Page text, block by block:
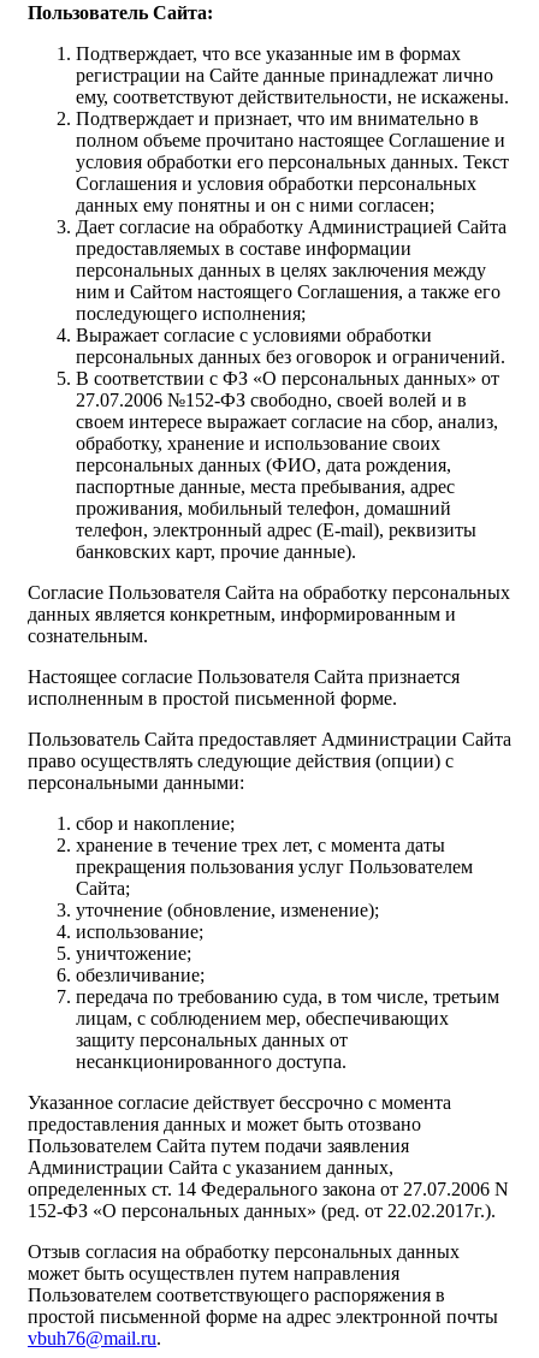
Пользователь Сайта:
Подтверждает, что все указанные им в формах
регистрации на Сайте данные принадлежат лично
ему, соответствуют действительности, не искажены.
Подтверждает и признает, что им внимательно в
полном объеме прочитано настоящее Соглашение и
условия обработки его персональных данных. Текст
Соглашения и условия обработки персональных
данных ему понятны и он с ними согласен;
Дает согласие на обработку Администрацией Сайта
предоставляемых в составе информации
персональных данных в целях заключения между
ним и Сайтом настоящего Соглашения, а также его
последующего исполнения;
Выражает согласие с условиями обработки
персональных данных без оговорок и ограничений.
В соответствии с ФЗ «О персональных данных» от
27.07.2006 №152-ФЗ свободно, своей волей и в
своем интересе выражает согласие на сбор, анализ,
обработку, хранение и использование своих
персональных данных (ФИО, дата рождения,
паспортные данные, места пребывания, адрес
проживания, мобильный телефон, домашний
телефон, электронный адрес (E-mail), реквизиты
банковских карт, прочие данные).
Согласие Пользователя Сайта на обработку персональных
данных является конкретным, информированным и
сознательным.
Настоящее согласие Пользователя Сайта признается
исполненным в простой письменной форме.
Пользователь Сайта предоставляет Администрации Сайта
право осуществлять следующие действия (опции) с
персональными данными:
сбор и накопление;
хранение в течение трех лет, с момента даты
прекращения пользования услуг Пользователем
Сайта;
уточнение (обновление, изменение);
использование;
уничтожение;
обезличивание;
передача по требованию суда, в том числе, третьим
лицам, с соблюдением мер, обеспечивающих
защиту персональных данных от
несанкционированного доступа.
Указанное согласие действует бессрочно с момента
предоставления данных и может быть отозвано
Пользователем Сайта путем подачи заявления
Администрации Сайта с указанием данных,
определенных ст. 14 Федерального закона от 27.07.2006 N
152-ФЗ «О персональных данных» (ред. от 22.02.2017г.).
Отзыв согласия на обработку персональных данных
может быть осуществлен путем направления
Пользователем соответствующего распоряжения в
простой письменной форме на адрес электронной почты
vbuh76@mail.ru.